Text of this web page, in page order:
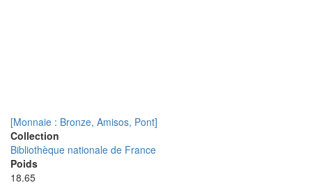
[Monnaie : Bronze, Amisos, Pont]
Collection
Bibliothèque nationale de France
Poids
18.65